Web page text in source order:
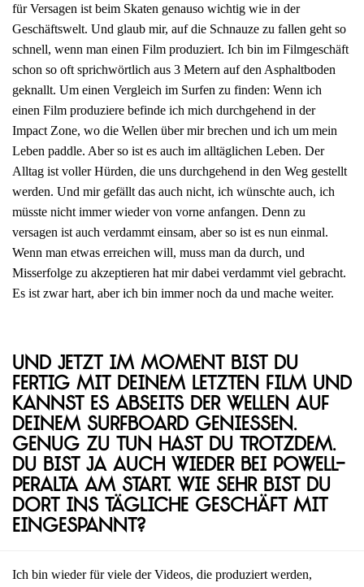
für Versagen ist beim Skaten genauso wichtig wie in der
Geschäftswelt. Und glaub mir, auf die Schnauze zu fallen geht so
schnell, wenn man einen Film produziert. Ich bin im Filmgeschäft
schon so oft sprichwörtlich aus 3 Metern auf den Asphaltboden
geknallt. Um einen Vergleich im Surfen zu finden: Wenn ich
einen Film produziere befinde ich mich durchgehend in der
Impact Zone, wo die Wellen über mir brechen und ich um mein
Leben paddle. Aber so ist es auch im alltäglichen Leben. Der
Alltag ist voller Hürden, die uns durchgehend in den Weg gestellt
werden. Und mir gefällt das auch nicht, ich wünschte auch, ich
müsste nicht immer wieder von vorne anfangen. Denn zu
versagen ist auch verdammt einsam, aber so ist es nun einmal.
Wenn man etwas erreichen will, muss man da durch, und
Misserfolge zu akzeptieren hat mir dabei verdammt viel gebracht.
Es ist zwar hart, aber ich bin immer noch da und mache weiter.
Und jetzt im Moment bist du
fertig mit deinem letzten Film und
kannst es abseits der Wellen auf
deinem Surfboard genießen.
Genug zu tun hast du trotzdem.
Du bist ja auch wieder bei Powell-
Peralta am Start. Wie sehr bist du
dort ins tägliche Geschäft mit
eingespannt?
Ich bin wieder für viele der Videos, die produziert werden,